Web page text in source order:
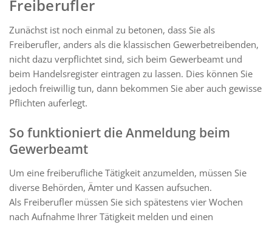
Freiberufler
Zunächst ist noch einmal zu betonen, dass Sie als
Freiberufler, anders als die klassischen Gewerbetreibenden,
nicht dazu verpflichtet sind, sich beim Gewerbeamt und
beim Handelsregister eintragen zu lassen. Dies können Sie
jedoch freiwillig tun, dann bekommen Sie aber auch gewisse
Pflichten auferlegt.
So funktioniert die Anmeldung beim
Gewerbeamt
Um eine freiberufliche Tätigkeit anzumelden, müssen Sie
diverse Behörden, Ämter und Kassen aufsuchen.
Als Freiberufler müssen Sie sich spätestens vier Wochen
nach Aufnahme Ihrer Tätigkeit melden und einen